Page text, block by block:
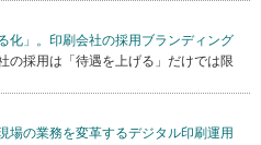
化」。印刷会社の採用ブランディング
の採用は「待遇を上げる」だけでは限
場の業務を変革するデジタル印刷運用